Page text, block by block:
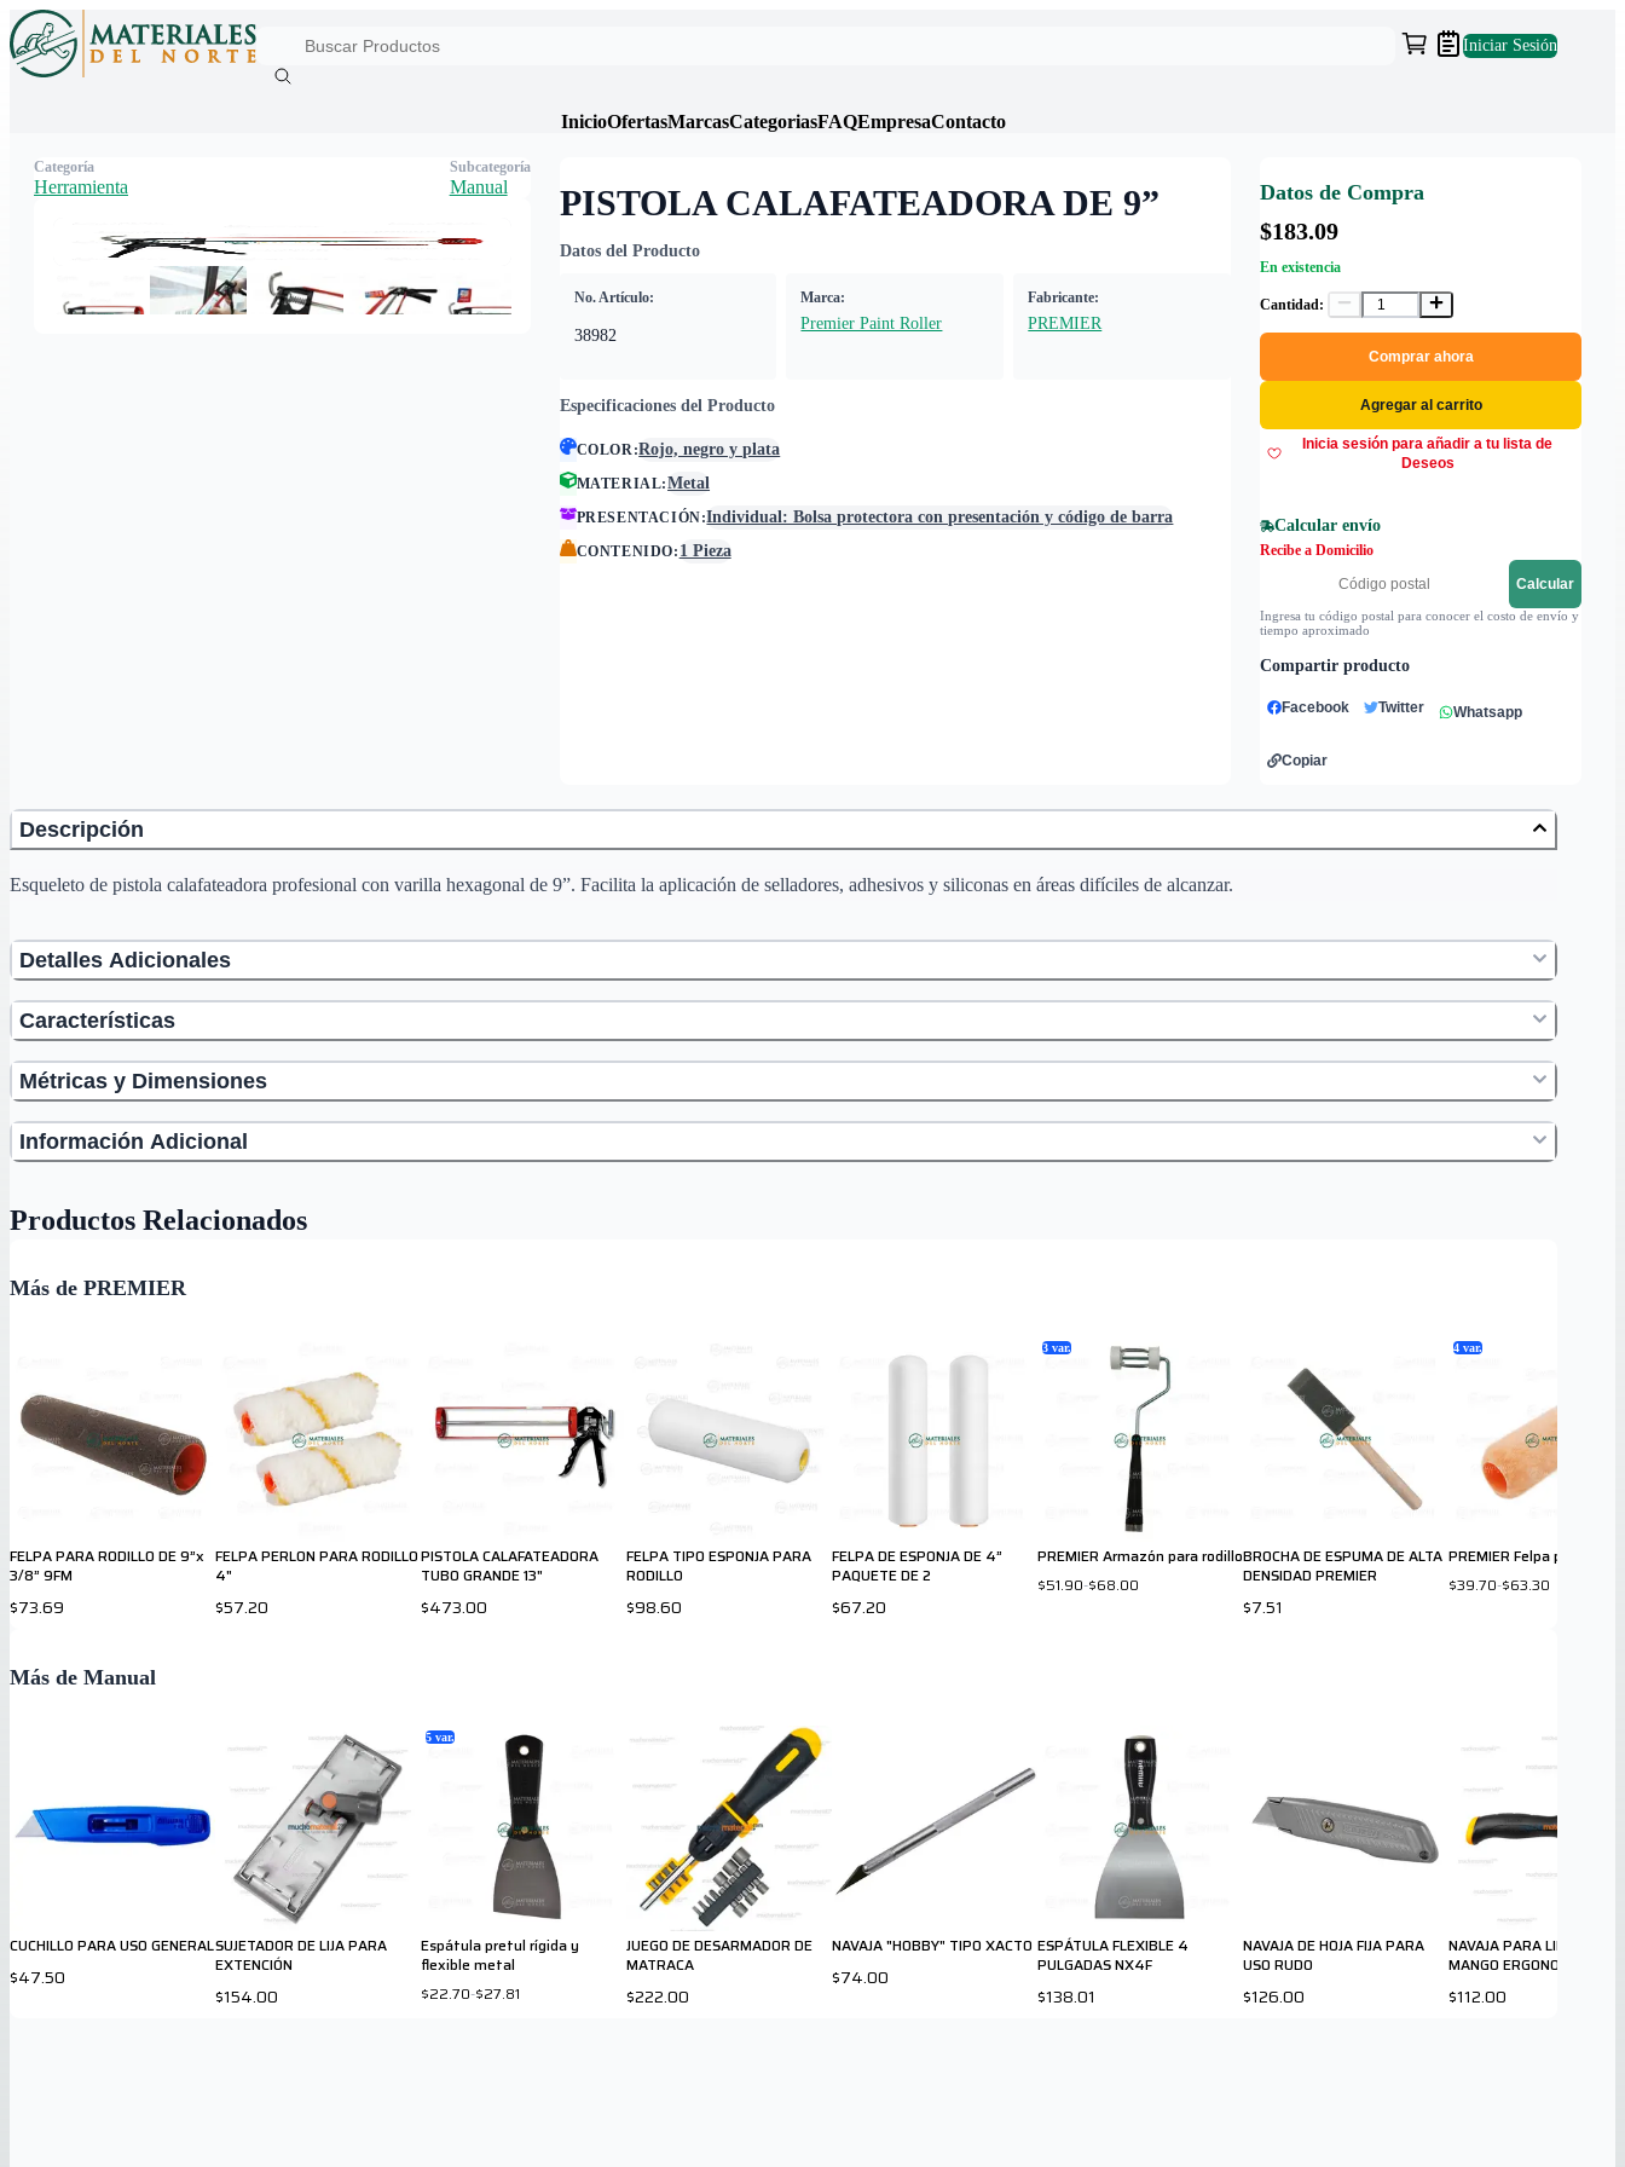
Iniciar Sesión
InicioOfertasMarcasCategoriasFAQEmpresaContacto
PISTOLA CALAFATEADORA DE 9”
Datos del Producto
No. Artículo:
38982
Marca:
Premier Paint Roller
Fabricante:
PREMIER
Especificaciones del Producto
COLOR:Rojo, negro y plata
MATERIAL:Metal
PRESENTACIÓN:Individual: Bolsa protectora con presentación y código de barra
CONTENIDO: 1 Pieza
Datos de Compra
$183.09
En existencia
Cantidad:
Comprar ahora
Agregar al carrito
Inicia sesión para añadir a tu lista de
Deseos
Calcular envío
Recibe a Domicilio
Calcular
Ingresa tu código postal para conocer el costo de envío y
tiempo aproximado
Compartir producto
Facebook Twitter Whatsapp
Copiar
Categoría
Herramienta
Subcategoría
Manual
Descripción
Esqueleto de pistola calafateadora profesional con varilla hexagonal de 9”. Facilita la aplicación de selladores, adhesivos y siliconas en áreas difíciles de alcanzar.
Detalles Adicionales
Características
Métricas y Dimensiones
Información Adicional
Productos Relacionados
Más de PREMIER
FELPA PARA RODILLO DE 9”x
3/8” 9FM
$73.69
FELPA PERLON PARA RODILLO
4"
$57.20
PISTOLA CALAFATEADORA
TUBO GRANDE 13"
$473.00
FELPA TIPO ESPONJA PARA
RODILLO
$98.60
FELPA DE ESPONJA DE 4”
PAQUETE DE 2
$67.20
3 var.
PREMIER Armazón para rodillo
$51.90-$68.00
BROCHA DE ESPUMA DE ALTA
DENSIDAD PREMIER
$7.51
4 var.
PREMIER Felpa premier 9"
$39.70-$63.30
Más de Manual
CUCHILLO PARA USO GENERAL
$47.50
SUJETADOR DE LIJA PARA
EXTENCIÓN
$154.00
5 var.
Espátula pretul rígida y
flexible metal
$22.70-$27.81
JUEGO DE DESARMADOR DE
MATRACA
$222.00
NAVAJA "HOBBY" TIPO XACTO
$74.00
ESPÁTULA FLEXIBLE 4
PULGADAS NX4F
$138.01
NAVAJA DE HOJA FIJA PARA
USO RUDO
$126.00
NAVAJA PARA LINOLEO
MANGO ERGONOMICO
$112.00